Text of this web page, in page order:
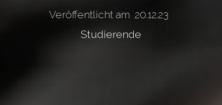
Veröffentlicht am 20.12.23
Studierende